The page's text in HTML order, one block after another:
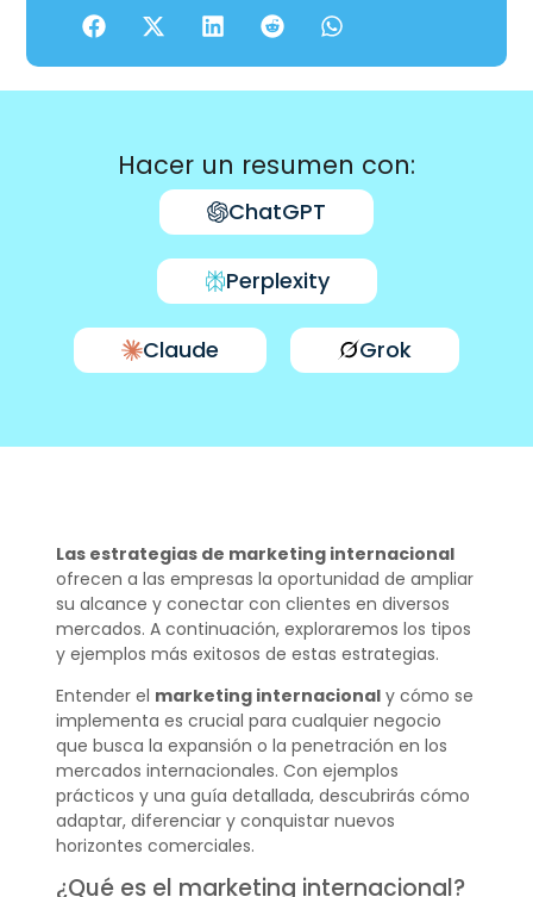
Hacer un resumen con:
ChatGPT
Perplexity
Claude Grok
Las estrategias de marketing internacional
ofrecen a las empresas la oportunidad de ampliar
su alcance y conectar con clientes en diversos
mercados. A continuación, exploraremos los tipos
y ejemplos más exitosos de estas estrategias.
Entender el marketing internacionaly cómo se
implementa es crucial para cualquier negocio
que busca la expansión o la penetración en los
mercados internacionales. Con ejemplos
prácticos y una guía detallada, descubrirás cómo
adaptar, diferenciar y conquistar nuevos
horizontes comerciales.
¿Qué es el marketing internacional?